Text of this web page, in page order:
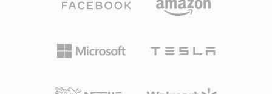
声整形和更精细的心理声学模型。支持高达96
集成无缝衔接——iTunes、Apple Music、
iPhone、iPad和macOS均原生处理M4A——同时